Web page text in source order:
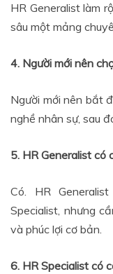
HR Generalist làm
sâu một mảng
4. Người mới nên
Người mới nên bắt
nghề nhân sự, sau
5. HR Generalist có
Có. HR
Specialist, nhưng
và phúc lợi cơ bản.
6. HR Specialist có